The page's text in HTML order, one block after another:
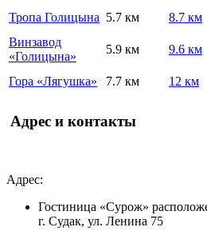
Тропа Голицына 5.7 км 8.7 км
Винзавод
«Голицына»
5.9 км 9.6 км
Гора «Лягушка»
7.7 км 12 км
Адрес и контакты
Адрес:
Гостиница «Сурож»
г. Судак, ул. Ленина 75